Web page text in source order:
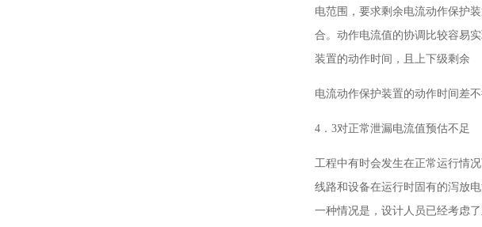
电范围，要求剩余电流动作保护
合。动作电流值的协调比较容易
装置的动作时间，且上下级剩余
电流动作保护装置的动作时间差不
4．3对正常泄漏电流值预估不足
工程中有时会发生在正常运行情
线路和设备在运行时固有的泻放
一种情况是，设计人员已经考虑